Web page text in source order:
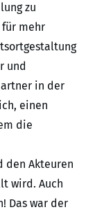
zu
mehr
und
in der
einen
die
den Akteuren
wird. Auch
Das war der